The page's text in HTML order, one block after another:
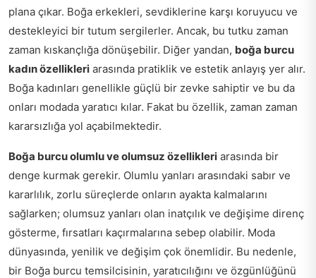
plana çıkar. Boğa erkekleri, sevdiklerine karşı koruyucu ve
destekleyici bir tutum sergilerler. Ancak, bu tutku zaman
zaman kıskançlığa dönüşebilir. Diğer yandan, boğa burcu
kadın özellikleri arasında pratiklik ve estetik anlayış yer alır.
Boğa kadınları genellikle güçlü bir zevke sahiptir ve bu da
onları modada yaratıcı kılar. Fakat bu özellik, zaman zaman
kararsızlığa yol açabilmektedir.
Boğa burcu olumlu ve olumsuz özellikleri arasında bir
denge kurmak gerekir. Olumlu yanları arasındaki sabır ve
kararlılık, zorlu süreçlerde onların ayakta kalmalarını
sağlarken; olumsuz yanları olan inatçılık ve değişime direnç
gösterme, fırsatları kaçırmalarına sebep olabilir. Moda
dünyasında, yenilik ve değişim çok önemlidir. Bu nedenle,
bir Boğa burcu temsilcisinin, yaratıcılığını ve özgünlüğünü